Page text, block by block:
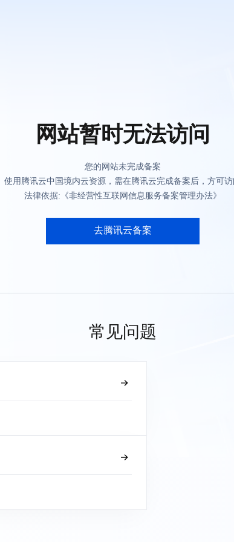
网站暂时无法访问
您的网站未完成备案
使用腾讯云中国境内云资源，需在腾讯云完成备案后，方可
法律依据:《非经营性互联网信息服务备案管理办法》
去腾讯云备案
常见问题